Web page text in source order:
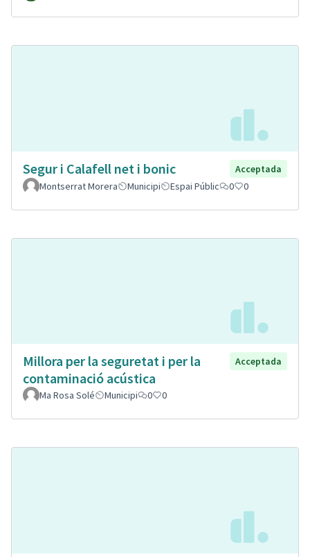
Segur i Calafell net i bonic
Acceptada
Montserrat Morera
Municipi Espai Públic 0 0
Millora per la seguretat i per la
contaminació acústica
Acceptada
Ma Rosa Solé Municipi 0 0